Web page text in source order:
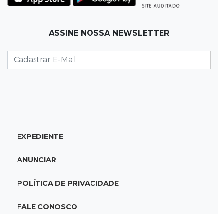
e amplia investigação na internet
Quatro carros
provoca engavetamento na Mascarenhas
17:08Logística
economia de MS, diz Gerson Claro
17:02 Cyber Trap
Empresário preso por fraude bancária usava
ASSINE NOSSA NEWSLETTER
EXPEDIENTE
ANUNCIAR
POLÍTICA DE PRIVACIDADE
FALE CONOSCO